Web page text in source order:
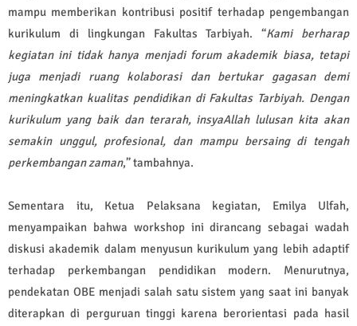
mampu memberikan kontribusi positif terhadap pengembangan
kurikulum di lingkungan Fakultas Tarbiyah. “Kami berharap
kegiatan ini tidak hanya menjadi forum akademik biasa, tetapi
juga menjadi ruang kolaborasi dan bertukar gagasan demi
meningkatkan kualitas pendidikan di Fakultas Tarbiyah. Dengan
kurikulum yang baik dan terarah, insyaAllah lulusan kita akan
semakin unggul, profesional, dan mampu bersaing di tengah
perkembangan zaman,” tambahnya.
Sementara itu, Ketua Pelaksana kegiatan, Emilya Ulfah,
menyampaikan bahwa workshop ini dirancang sebagai wadah
diskusi akademik dalam menyusun kurikulum yang lebih adaptif
terhadap perkembangan pendidikan modern. Menurutnya,
pendekatan OBE menjadi salah satu sistem yang saat ini banyak
diterapkan di perguruan tinggi karena berorientasi pada hasil